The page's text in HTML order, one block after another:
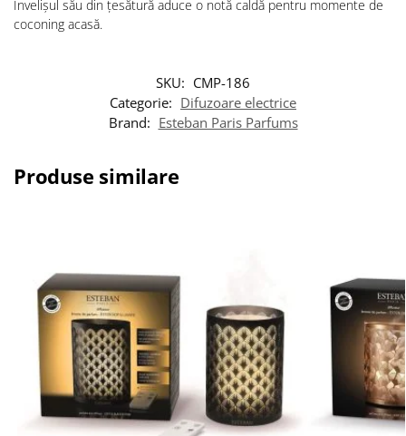
Învelișul său din țesătură aduce o notă caldă pentru momente de
coconing acasă.
SKU: CMP-186
Categorie: Difuzoare electrice
Brand: Esteban Paris Parfums
Produse similare